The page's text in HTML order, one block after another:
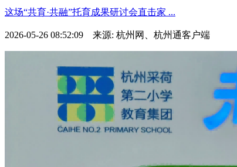
这场“共育·共融”托育成果研讨会直击家 ...
2026-05-26 08:52:09 来源: 杭州网、杭州通客户端